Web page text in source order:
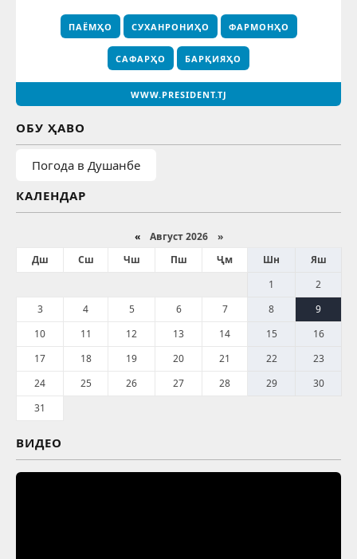
ПАЁМҲО СУХАНРОНИҲО ФАРМОНҲО
САФАРҲО БАРҚИЯҲО
WWW.PRESIDENT.TJ
ОБУ ҲАВО
Погода в Душанбе
КАЛЕНДАР
«Август 2026 »
Дш
Сш Чш Пш Ҷм Шн
Яш
1
2
3
4 5 6 7 8
9
10
11 12 13 14 15
16
17
18 19 20 21 22
23
24
25 26 27 28 29
30
31
ВИДЕО